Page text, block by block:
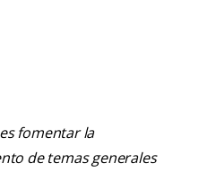
fomentar la
de temas generales